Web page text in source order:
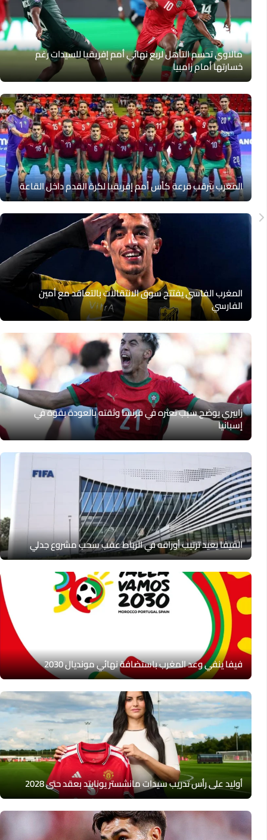
مالاوي تحسم التأهل لربع نهائي أمم إفريقيا للسيدات رغم
خسارتها أمام زامبيا
المغرب يترقب قرعة كأس أمم إفريقيا لكرة القدم داخل القاعة
المغرب الفاسي يفتتح سوق الانتقالات بالتعاقد مع أمين
الفارسي
زابيري يوضح سبب تعثره في فرنسا وثقته بالعودة بقوة في
إسبانيا
الفيفا يعيد ترتيب أوراقه في الرباط عقب سحب مشروع جدلي
فيفا ينفي وعد المغرب باستضافة نهائي مونديال 2030
أوليد على رأس تدريب سيدات مانشستر يونايتد بعقد حتى 2028